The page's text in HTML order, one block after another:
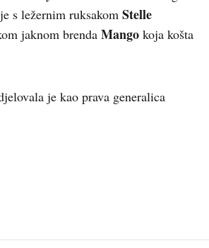
s ležernim ruksakom Stelle
jaknom brenda Mango koja košta
je kao prava generalica